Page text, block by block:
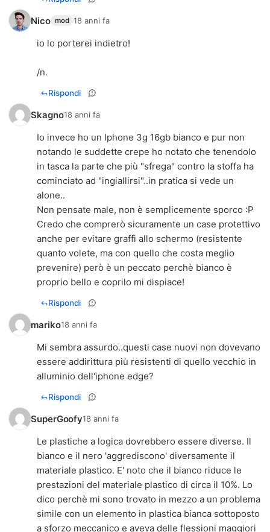
Nico mod 18 anni fa
io lo porterei indietro!
/n.
Rispondi
Skagno18 anni fa
Io invece ho un Iphone 3g 16gb bianco e pur non
notando le suddette crepe ho notato che tenendolo
in tasca la parte che più "sfrega" contro la stoffa ha
cominciato ad "ingiallirsi"..in pratica si vede un
alone..
Non pensate male, non è semplicemente sporco :P
Credo che comprerò sicuramente un case protettivo
anche per evitare graffi allo schermo (resistente
quanto volete, ma con quello che costa meglio
prevenire) però è un peccato perchè bianco è
proprio bello e coprilo mi dispiace!
Rispondi
mariko18 anni fa
Mi sembra assurdo..questi case nuovi non dovevano
essere addirittura più resistenti di quello vecchio in
alluminio dell'iphone edge?
Rispondi
SuperGoofy18 anni fa
Le plastiche a logica dovrebbero essere diverse. Il
bianco e il nero 'aggrediscono' diversamente il
materiale plastico. E' noto che il bianco riduce le
prestazioni del materiale plastico di circa il 10%. Lo
dico perchè mi sono trovato in mezzo a un problema
simile con un elemento in plastica bianca sottoposto
a sforzo meccanico e aveva delle flessioni maggiori